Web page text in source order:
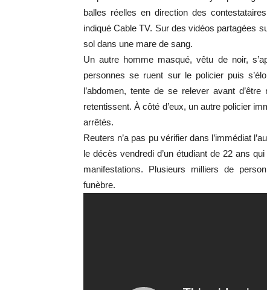
balles réelles en direction des
indiqué Cable TV. Sur des vidéos partagées
sol dans une mare de sang.
Un autre homme masqué, vêtu de noir,
personnes se ruent sur le policier puis
l’abdomen, tente de se relever avant
retentissent. À côté d’eux, un autre policier
arrêtés.
Reuters n’a pas pu vérifier dans l’immédiat
le décès vendredi d’un étudiant de 22 ans
manifestations. Plusieurs milliers de
funèbre.